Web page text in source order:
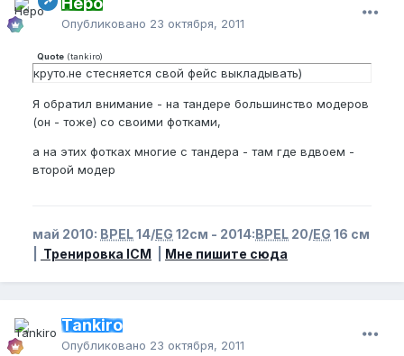
Опубликовано 23 октября, 2011
Quote (tankiro)
круто.не стесняется свой фейс выкладывать)
Я обратил внимание - на тандере большинство модеров
(он - тоже) со своими фотками,
а на этих фотках многие с тандера - там где вдвоем -
второй модер
май 2010: BPEL14/EG 12см - 2014:BPEL 20/EG 16 см
Тренировка ICM Мне пишите сюда
Tankiro
Опубликовано 23 октября, 2011